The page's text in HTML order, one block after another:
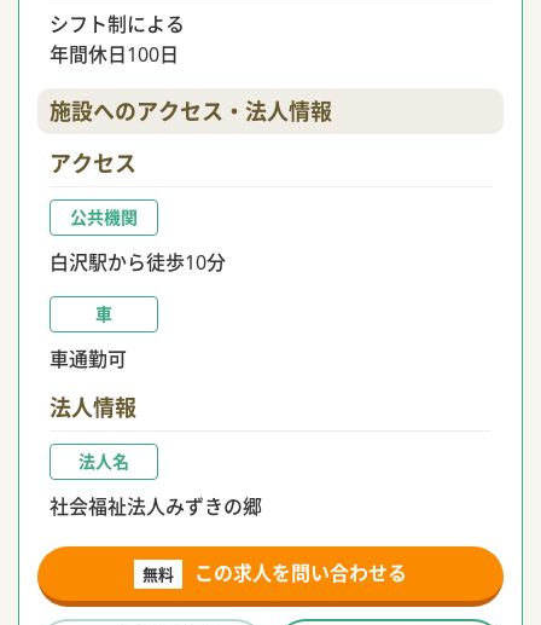
シフト制による
年間休日100日
施設へのアクセス・法人情報
アクセス
公共機関
白沢駅から徒歩10分
車
車通勤可
法人情報
法人名
社会福祉法人みずきの郷
無料 この求人を問い合わせる